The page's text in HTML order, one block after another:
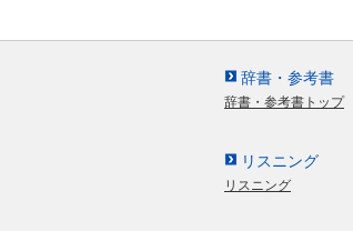
辞書・参考書
辞書・参考書トップ
リスニング
リスニング